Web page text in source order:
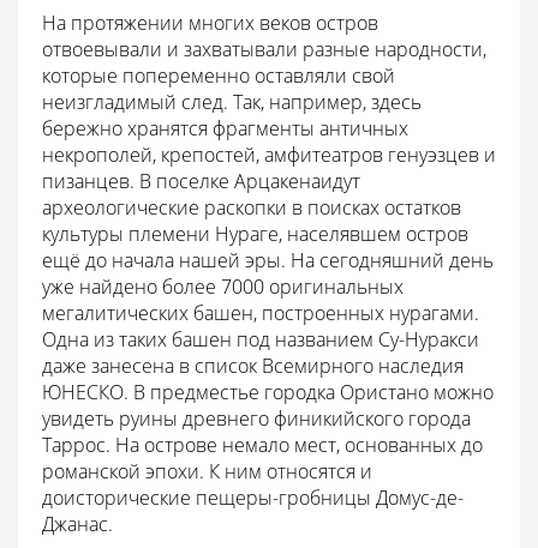
На протяжении многих веков остров
отвоевывали и захватывали разные народности,
которые попеременно оставляли свой
неизгладимый след. Так, например, здесь
бережно хранятся фрагменты античных
некрополей, крепостей, амфитеатров генуэзцев и
пизанцев. В поселке Арцакенаидут
археологические раскопки в поисках остатков
культуры племени Нураге, населявшем остров
ещё до начала нашей эры. На сегодняшний день
уже найдено более 7000 оригинальных
мегалитических башен, построенных нурагами.
Одна из таких башен под названием Су-Нуракси
даже занесена в список Всемирного наследия
ЮНЕСКО. В предместье городка Ористано можно
увидеть руины древнего финикийского города
Таррос. На острове немало мест, основанных до
романской эпохи. К ним относятся и
доисторические пещеры-гробницы Домус-де-
Джанас.